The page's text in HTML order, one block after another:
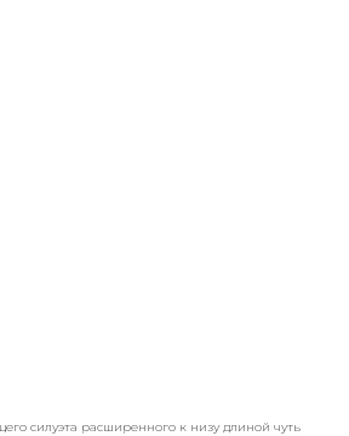
силуэта расширенного к низу длиной чуть